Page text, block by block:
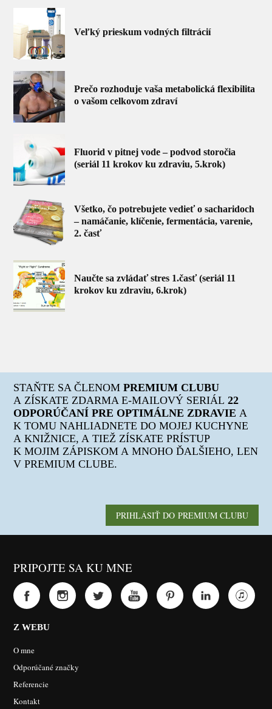
Veľký prieskum vodných filtrácií
Prečo rozhoduje vaša metabolická flexibilita
o vašom celkovom zdraví
Fluorid v pitnej vode – podvod storočia
(seriál 11 krokov ku zdraviu, 5.krok)
Všetko, čo potrebujete vedieť o sacharidoch
– namáčanie, klíčenie, fermentácia, varenie,
2. časť
Naučte sa zvládať stres 1.časť (seriál 11
krokov ku zdraviu, 6.krok)
STAŇTE SA ČLENOMPREMIUM CLUBU
A ZÍSKATE ZDARMA E-MAILOVÝ SERIÁL22
ODPORÚČANÍ PRE OPTIMÁLNE ZDRAVIE A
K TOMU NAHLIADNETE DO MOJEJ KUCHYNE
A KNIŽNICE, A TIEŽ ZÍSKATE PRÍSTUP
K MOJIM ZÁPISKOM A MNOHO ĎALŠIEHO, LEN
V PREMIUM CLUBE.
PRIHLÁSIŤ DO PREMIUM CLUBU
PRIPOJTE SA KU MNE
Z WEBU
O mne
Odporúčané značky
Referencie
Kontakt